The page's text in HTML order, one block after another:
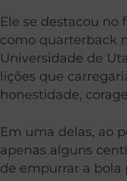
Ele se destacou no
como quarterback
Universidade de
lições que
honestidade,
Em uma delas, ao
apenas alguns
de empurrar a bola